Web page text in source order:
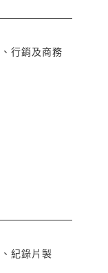
行銷及商務
紀錄片製